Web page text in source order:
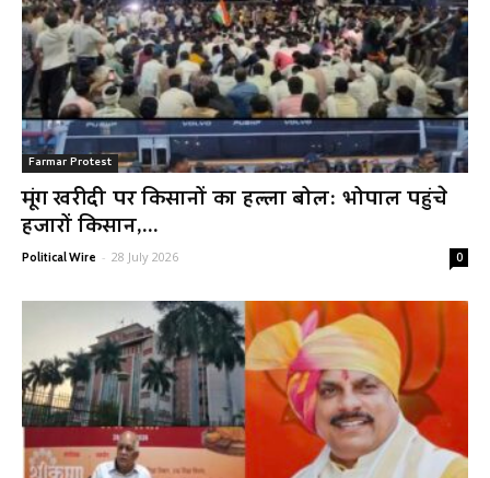
Farmar Protest
मूंग खरीदी पर किसानों का हल्ला बोल: भोपाल पहुंचे
हजारों किसान,...
Political Wire - 28 July 2026 0